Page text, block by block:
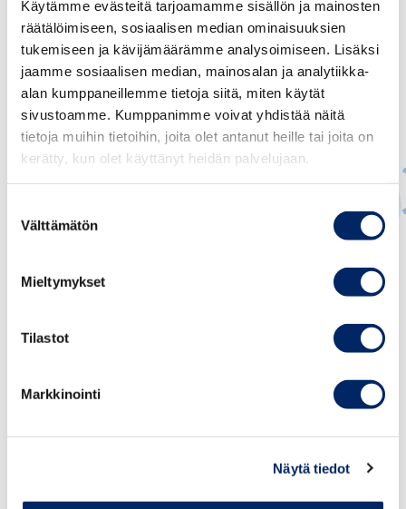
Käytämme evästeitä tarjoamamme sisällön ja mainosten
räätälöimiseen, sosiaalisen median ominaisuuksien
tukemiseen ja kävijämäärämme analysoimiseen. Lisäksi
jaamme sosiaalisen median, mainosalan ja analytiikka-
alan kumppaneillemme tietoja siitä, miten käytät
sivustoamme. Kumppanimme voivat yhdistää näitä
tietoja muihin tietoihin, joita olet antanut heille tai joita on
kerätty, kun olet käyttänyt heidän palvelujaan.
valinta
Välttämätön
Mieltymykset
Tilastot
Markkinointi
Näytä tiedot
JOHTAVA ASIANTUNTIJA, YHTIÖ- JA